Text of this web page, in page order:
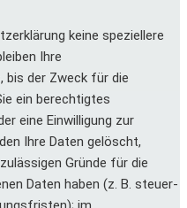
keine speziellere
Ihre
bis der Zweck für die
ein berechtigtes
eine Einwilligung zur
Ihre Daten gelöscht,
Gründe für die
Daten haben (z. B. steuer-